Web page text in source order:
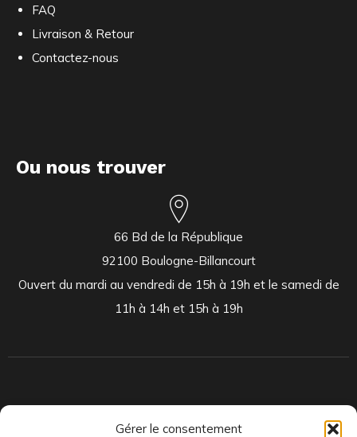
Gérer le consentement
FAQ
Livraison & Retour
Contactez-nous
Ou nous trouver
66 Bd de la République
92100 Boulogne-Billancourt
Ouvert du mardi au vendredi de 15h à 19h et le samedi de
11h à 14h et 15h à 19h
toujours des pépites musicales, dont des vinyles rares et exclusifs.